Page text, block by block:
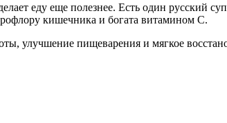
еду еще полезнее. Есть один русский
кишечника и богата витамином С.
улучшение пищеварения и мягкое